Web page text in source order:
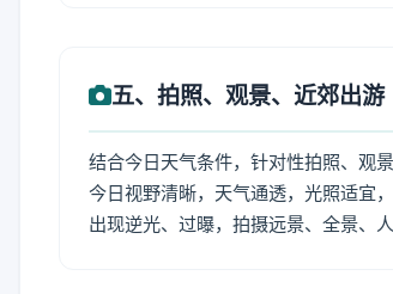
五、拍照、观景、近郊出游
结合今日天气条件，针对性拍照、观
今日视野清晰，天气通透，光照适宜
出现逆光、过曝，拍摄远景、全景、